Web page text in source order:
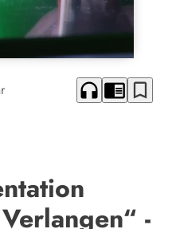
headphones chrome_reader_mode bookmark_border
-